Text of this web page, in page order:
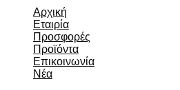
Αρχική
Εταιρία
Προσφορές
Προϊόντα
Επικοινωνία
Νέα